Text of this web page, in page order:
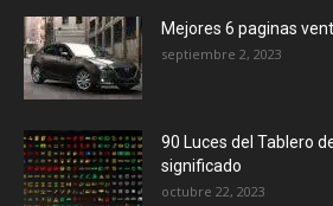
Mejores 6 paginas
septiembre 2, 2023
90 Luces del Tablero
significado
octubre 22, 2023